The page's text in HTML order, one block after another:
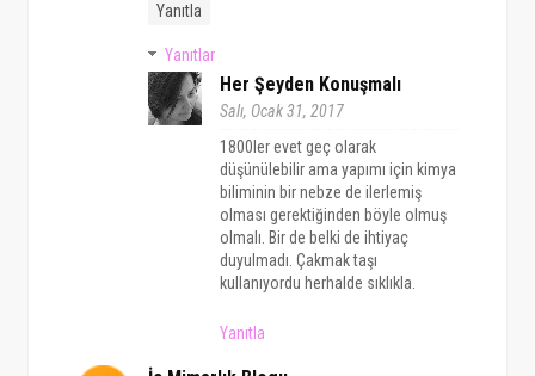
Yanıtla
Yanıtlar
Her Şeyden Konuşmalı
Salı, Ocak 31, 2017
1800ler evet geç olarak
düşünülebilir ama yapımı için kimya
biliminin bir nebze de ilerlemiş
olması gerektiğinden böyle olmuş
olmalı. Bir de belki de ihtiyaç
duyulmadı. Çakmak taşı
kullanıyordu herhalde sıklıkla.
Yanıtla